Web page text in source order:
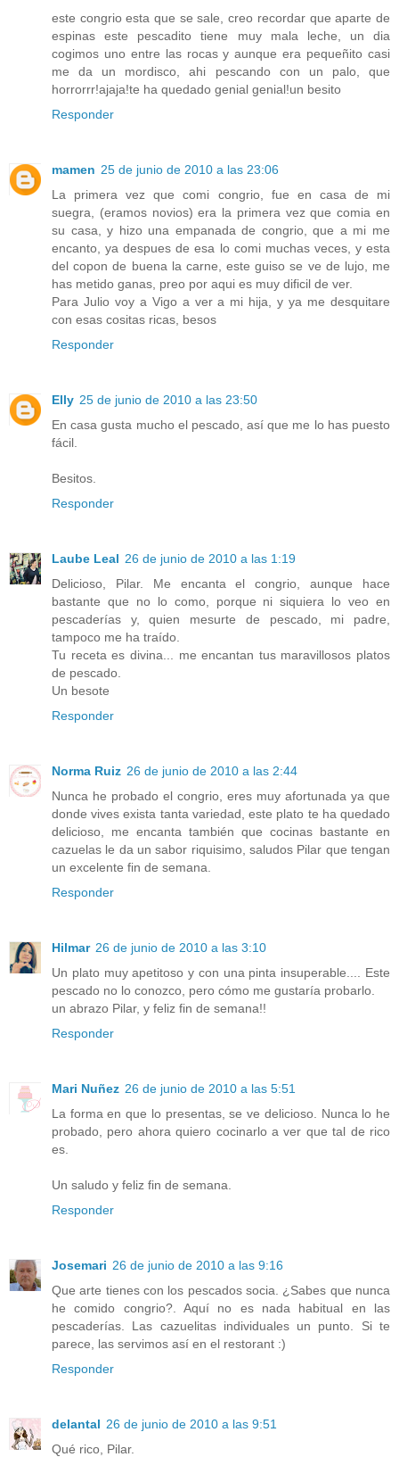
este congrio esta que se sale, creo recordar que aparte de
espinas este pescadito tiene muy mala leche, un dia
cogimos uno entre las rocas y aunque era pequeñito casi
me da un mordisco, ahi pescando con un palo, que
horrorrr!ajaja!te ha quedado genial genial!un besito
Responder
mamen 25 de junio de 2010 a las 23:06
La primera vez que comi congrio, fue en casa de mi
suegra, (eramos novios) era la primera vez que comia en
su casa, y hizo una empanada de congrio, que a mi me
encanto, ya despues de esa lo comi muchas veces, y esta
del copon de buena la carne, este guiso se ve de lujo, me
has metido ganas, preo por aqui es muy dificil de ver.
Para Julio voy a Vigo a ver a mi hija, y ya me desquitare
con esas cositas ricas, besos
Responder
Elly 25 de junio de 2010 a las 23:50
En casa gusta mucho el pescado, así que me lo has puesto
fácil.
Besitos.
Responder
Laube Leal 26 de junio de 2010 a las 1:19
Delicioso, Pilar. Me encanta el congrio, aunque hace
bastante que no lo como, porque ni siquiera lo veo en
pescaderías y, quien mesurte de pescado, mi padre,
tampoco me ha traído.
Tu receta es divina... me encantan tus maravillosos platos
de pescado.
Un besote
Responder
Norma Ruiz 26 de junio de 2010 a las 2:44
Nunca he probado el congrio, eres muy afortunada ya que
donde vives exista tanta variedad, este plato te ha quedado
delicioso, me encanta también que cocinas bastante en
cazuelas le da un sabor riquisimo, saludos Pilar que tengan
un excelente fin de semana.
Responder
Hilmar 26 de junio de 2010 a las 3:10
Un plato muy apetitoso y con una pinta insuperable.... Este
pescado no lo conozco, pero cómo me gustaría probarlo.
un abrazo Pilar, y feliz fin de semana!!
Responder
Mari Nuñez 26 de junio de 2010 a las 5:51
La forma en que lo presentas, se ve delicioso. Nunca lo he
probado, pero ahora quiero cocinarlo a ver que tal de rico
es.
Un saludo y feliz fin de semana.
Responder
Josemari 26 de junio de 2010 a las 9:16
Que arte tienes con los pescados socia. ¿Sabes que nunca
he comido congrio?. Aquí no es nada habitual en las
pescaderías. Las cazuelitas individuales un punto. Si te
parece, las servimos así en el restorant :)
Responder
delantal 26 de junio de 2010 a las 9:51
Qué rico, Pilar.